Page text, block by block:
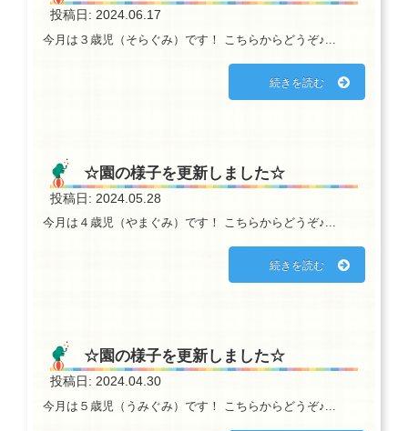
投稿日: 2024.06.17
今月は３歳児（そらぐみ）です！ こちらからどうぞ♪...
続きを読む
☆園の様子を更新しました☆
投稿日: 2024.05.28
今月は４歳児（やまぐみ）です！ こちらからどうぞ♪...
続きを読む
☆園の様子を更新しました☆
投稿日: 2024.04.30
今月は５歳児（うみぐみ）です！ こちらからどうぞ♪...